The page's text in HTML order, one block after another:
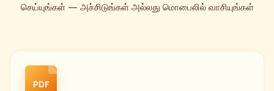
செய்யுங்கள் — அச்சிடுங்கள் அல்லது மொபைலில் வாசியுங்கள்
PDF